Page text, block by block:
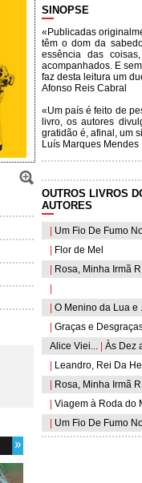
SINOPSE
«Publicadas
têm o dom da
essência das
acompanhados. E
faz desta leitura um
Afonso Reis Cabral
«Um país é feito de
livro, os autores
gratidão é, afinal, um
Luís Marques Mendes
OUTROS LIVROS
AUTORES
Um Fio De Fumo
Flor de Mel
Rosa, Minha Irmã
O Menino da Lua e
Graças e
Alice Viei...
Às Dez
Leandro, Rei Da
Rosa, Minha Irmã
Viagem à Roda do
Um Fio De Fumo